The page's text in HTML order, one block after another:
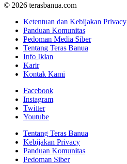
© 2026 terasbanua.com
Ketentuan dan Kebijakan Privacy
Panduan Komunitas
Pedoman Media Siber
Tentang Teras Banua
Info Iklan
Karir
Kontak Kami
Facebook
Instagram
Twitter
Youtube
Tentang Teras Banua
Kebijakan Privacy
Panduan Komunitas
Pedoman Siber